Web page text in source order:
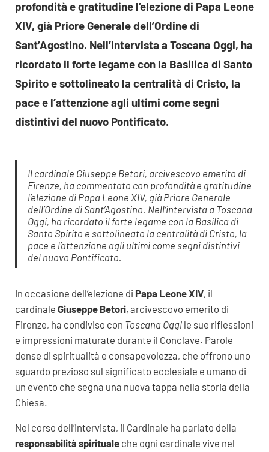
profondità e gratitudine l’elezione di Papa Leone
XIV, già Priore Generale dell’Ordine di
Sant’Agostino. Nell’intervista a Toscana Oggi, ha
ricordato il forte legame con la Basilica di Santo
Spirito e sottolineato la centralità di Cristo, la
pace e l’attenzione agli ultimi come segni
distintivi del nuovo Pontificato.
Il cardinale Giuseppe Betori, arcivescovo emerito di
Firenze, ha commentato con profondità e gratitudine
l’elezione di Papa Leone XIV, già Priore Generale
dell’Ordine di Sant’Agostino. Nell’intervista a Toscana
Oggi, ha ricordato il forte legame con la Basilica di
Santo Spirito e sottolineato la centralità di Cristo, la
pace e l’attenzione agli ultimi come segni distintivi
del nuovo Pontificato.
In occasione dell’elezione di Papa Leone XIV, il
cardinale Giuseppe Betori, arcivescovo emerito di
Firenze, ha condiviso con Toscana Oggile sue riflessioni
e impressioni maturate durante il Conclave. Parole
dense di spiritualità e consapevolezza, che offrono uno
sguardo prezioso sul significato ecclesiale e umano di
un evento che segna una nuova tappa nella storia della
Chiesa.
Nel corso dell’intervista, il Cardinale ha parlato della
responsabilità spiritualeche ogni cardinale vive nel